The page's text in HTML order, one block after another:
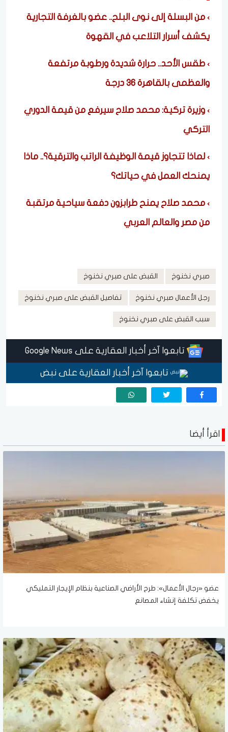
من البسلة إلى نوى البلح.. عضو بالغرفة التجارية
يكشف أسرار التلاعب في القهوة
طقس الأحد.. حرارة شديدة ورطوبة مرتفعة
والعظمى بالقاهرة 36 درجة
وزيرة تركية: محمد صلاح سيرفع من قيمة الدوري
التركي
لماذا تتجاوز قيمة الوظيفة الراتب والترقية؟.. ماذا
يمنحك العمل في حياتك؟
محمد صلاح يمنح طرابزون دفعة سياحية مرتقبة
من مصر والعالم العربي
صبري نخنوخ القبض على صبري نخنوخ
رجل الأعمال صبري نخنوخ تفاصيل القبض على صبري نخنوخ
سبب القبض على صبري نخنوخ
تابعوا آخر أخبار العقارية على Google News
تابعوا آخر أخبار العقارية على نبض
اقرأ أيضا
عضو «رجال الأعمال»: طرح الأراضي الصناعية بنظام الإيجار التمليكي
يخفض تكلفة إنشاء المصانع